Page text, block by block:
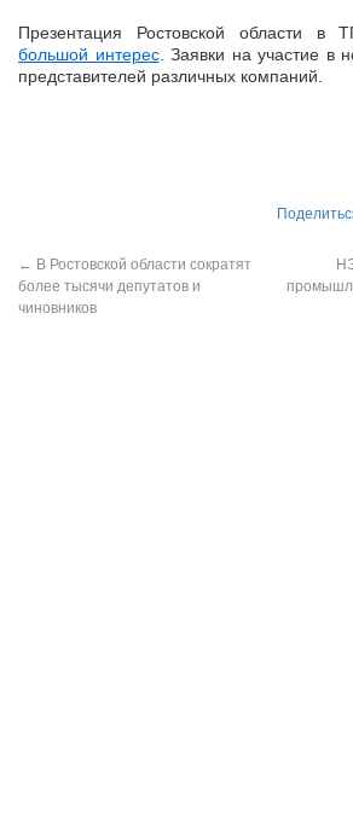
Презентация Ростовской области в
большой интерес. Заявки на участие в
представителей различных компаний.
← В Ростовской области сократят
более тысячи депутатов и
чиновников